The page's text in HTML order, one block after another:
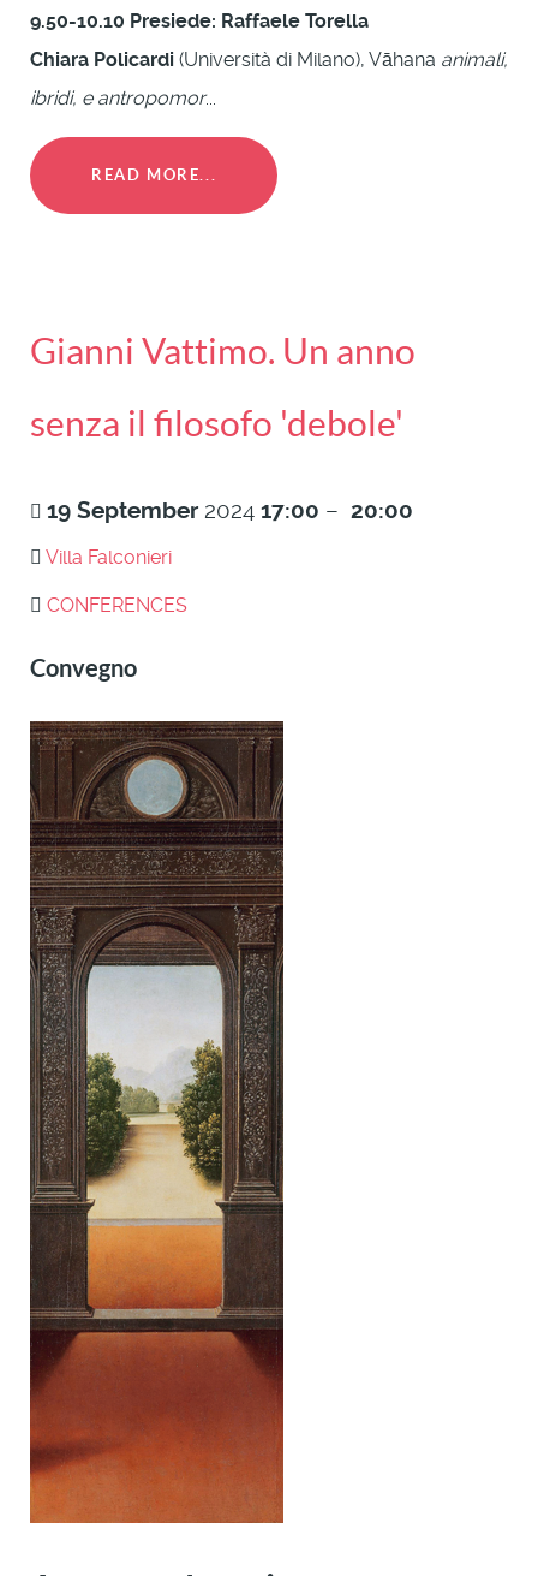
9.50-10.10 Presiede: Raffaele Torella
Chiara Policardi (Università di Milano), Vāhana animali,
ibridi, e antropomor...
READ MORE...
Gianni Vattimo. Un anno
senza il filosofo 'debole'
19 September 2024 17:00 – 20:00
Villa Falconieri
CONFERENCES
Convegno